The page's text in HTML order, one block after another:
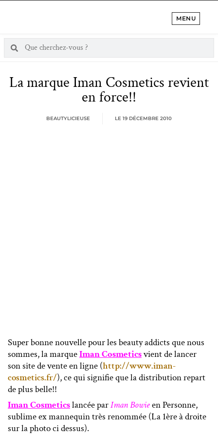
MENU
La marque Iman Cosmetics revient
en force!!
BEAUTYLICIEUSE LE 19 DÉCEMBRE 2010
Super bonne nouvelle pour les beauty addicts que nous
sommes, la marqueIman Cosmeticsvient de lancer
son site de vente en ligne (http://www.iman-
cosmetics.fr/), ce qui signifie que la distribution repart
de plus belle!!
Iman Cosmeticslancée parIman Bowieen Personne,
sublime ex mannequin très renommée (La 1ère à droite
sur la photo ci dessus).